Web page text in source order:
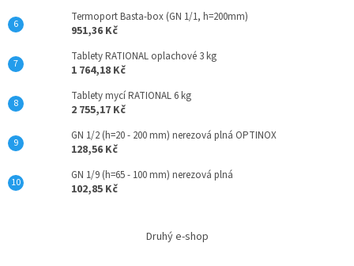
Termoport Basta-box (GN 1/1, h=200mm)
951,36 Kč
Tablety RATIONAL oplachové 3 kg
1 764,18 Kč
Tablety mycí RATIONAL 6 kg
2 755,17 Kč
GN 1/2 (h=20 - 200 mm) nerezová plná OPTINOX
128,56 Kč
GN 1/9 (h=65 - 100 mm) nerezová plná
102,85 Kč
Druhý e-shop